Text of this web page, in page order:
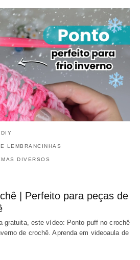
DIY
LEMBRANCINHAS
DIVERSOS
| Perfeito para peças de
gratuita, este vídeo: Ponto puff no crochê
de crochê. Aprenda em videoaula de